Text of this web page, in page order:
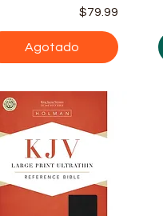
Precio
$79.99
Agotado